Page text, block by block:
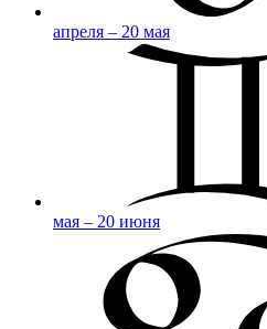
апреля – 20 мая
мая – 20 июня